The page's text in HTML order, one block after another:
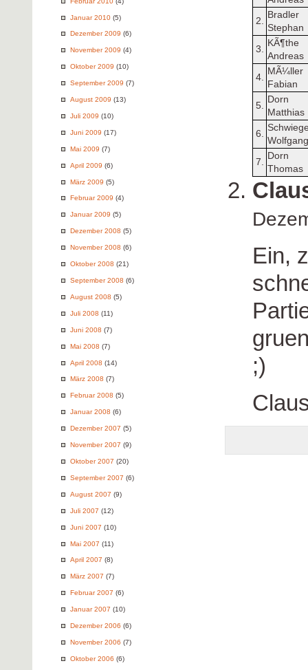
Januar 2010 (5)
Dezember 2009 (6)
November 2009 (4)
Oktober 2009 (10)
September 2009 (7)
August 2009 (13)
Juli 2009 (10)
Juni 2009 (17)
Mai 2009 (7)
April 2009 (6)
März 2009 (5)
Februar 2009 (4)
Januar 2009 (5)
Dezember 2008 (5)
November 2008 (6)
Oktober 2008 (21)
September 2008 (6)
August 2008 (5)
Juli 2008 (11)
Juni 2008 (7)
Mai 2008 (7)
April 2008 (14)
März 2008 (7)
Februar 2008 (5)
Januar 2008 (6)
Dezember 2007 (5)
November 2007 (9)
Oktober 2007 (20)
September 2007 (6)
August 2007 (9)
Juli 2007 (12)
Juni 2007 (10)
Mai 2007 (11)
April 2007 (8)
März 2007 (7)
Februar 2007 (6)
Januar 2007 (10)
Dezember 2006 (6)
November 2006 (7)
Oktober 2006 (6)
2.
Bradler
Stephan
3.
KÃ¶the
Andreas
4.
MÃ¼ller
Fabian
5.
Dorn
Matthias
6.
Wolfgang
7.
Dorn
Thomas
Ein,
;)